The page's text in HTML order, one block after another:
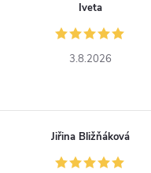
Iveta
3.8.2026
Jiřina Bližňáková